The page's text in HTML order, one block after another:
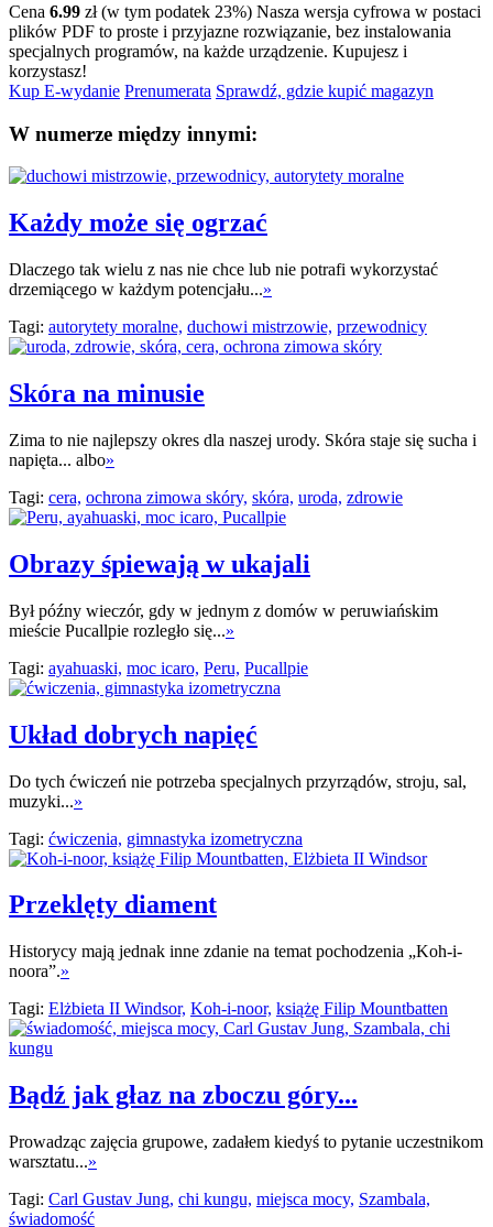
Cena 6.99 zł (w tym podatek 23%) Nasza wersja cyfrowa w postaci
plików PDF to proste i przyjazne rozwiązanie, bez instalowania
specjalnych programów, na każde urządzenie. Kupujesz i
korzystasz!
Kup E-wydanie Prenumerata Sprawdź, gdzie kupić magazyn
W numerze między innymi:
Każdy może się ogrzać
Dlaczego tak wielu z nas nie chce lub nie potrafi wykorzystać
drzemiącego w każdym potencjału...»
Tagi: autorytety moralne, duchowi mistrzowie, przewodnicy
Skóra na minusie
Zima to nie najlepszy okres dla naszej urody. Skóra staje się sucha i
napięta... albo»
Tagi: cera, ochrona zimowa skóry, skóra, uroda, zdrowie
Obrazy śpiewają w ukajali
Był późny wieczór, gdy w jednym z domów w peruwiańskim
mieście Pucallpie rozległo się...»
Tagi: ayahuaski, moc icaro, Peru, Pucallpie
Układ dobrych napięć
Do tych ćwiczeń nie potrzeba specjalnych przyrządów, stroju, sal,
muzyki...»
Tagi: ćwiczenia, gimnastyka izometryczna
Przeklęty diament
Historycy mają jednak inne zdanie na temat pochodzenia „Koh-i-
noora”.»
Tagi: Elżbieta II Windsor, Koh-i-noor, książę Filip Mountbatten
Bądź jak głaz na zboczu góry...
Prowadząc zajęcia grupowe, zadałem kiedyś to pytanie uczestnikom
warsztatu...»
Tagi: Carl Gustav Jung, chi kungu, miejsca mocy, Szambala,
świadomość